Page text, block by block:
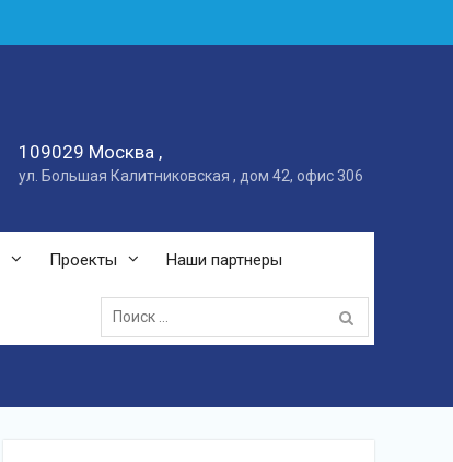
109029 Москва ,
ул. Большая Калитниковская , дом 42, офис 306
Проекты Наши партнеры
Поиск: